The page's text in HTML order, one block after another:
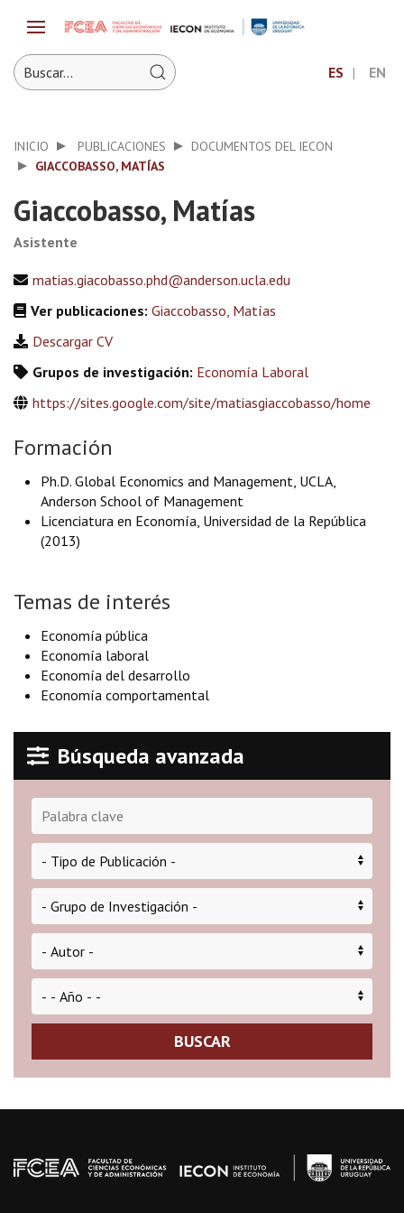
ES EN
INICIO PUBLICACIONES
DOCUMENTOS DEL IECON
GIACCOBASSO, MATÍAS
Búsqueda avanzada
BUSCAR
Giaccobasso, Matías
Asistente
matias.giacobasso.phd@anderson.ucla.edu
Ver publicaciones: Giaccobasso, Matías
Descargar CV
Grupos de investigación: Economía Laboral
https://sites.google.com/site/matiasgiaccobasso/home
Formación
Ph.D. Global Economics and Management, UCLA,
Anderson School of Management
Licenciatura en Economía, Universidad de la República
(2013)
Temas de interés
Economía pública
Economía laboral
Economía del desarrollo
Economía comportamental